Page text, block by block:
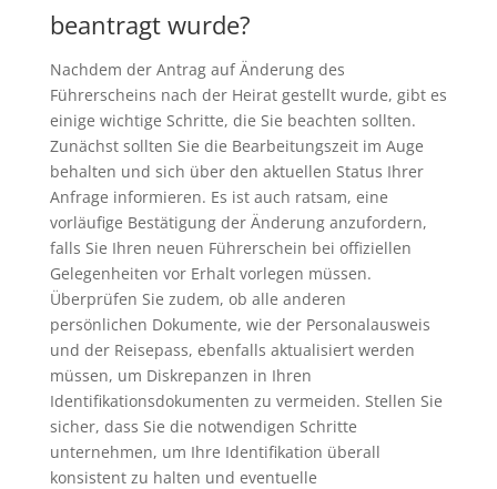
beantragt wurde?
Nachdem der Antrag auf Änderung des
Führerscheins nach der Heirat gestellt wurde, gibt es
einige wichtige Schritte, die Sie beachten sollten.
Zunächst sollten Sie die Bearbeitungszeit im Auge
behalten und sich über den aktuellen Status Ihrer
Anfrage informieren. Es ist auch ratsam, eine
vorläufige Bestätigung der Änderung anzufordern,
falls Sie Ihren neuen Führerschein bei offiziellen
Gelegenheiten vor Erhalt vorlegen müssen.
Überprüfen Sie zudem, ob alle anderen
persönlichen Dokumente, wie der Personalausweis
und der Reisepass, ebenfalls aktualisiert werden
müssen, um Diskrepanzen in Ihren
Identifikationsdokumenten zu vermeiden. Stellen Sie
sicher, dass Sie die notwendigen Schritte
unternehmen, um Ihre Identifikation überall
konsistent zu halten und eventuelle